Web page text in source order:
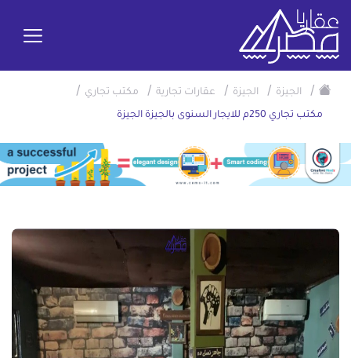
/ الجيزة / الجيزة / عقارات تجارية / مكتب تجاري /
مكتب تجاري 250م للايجار السنوى بالجيزة الجيزة